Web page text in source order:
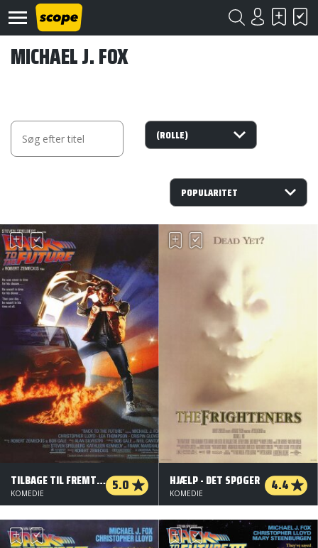
Om
MICHAEL J. FOX
TILBAGE TIL FREMTIDEN 5.0
KOMEDIE
HJÆLP - DET SPØGER 4.4
KOMEDIE